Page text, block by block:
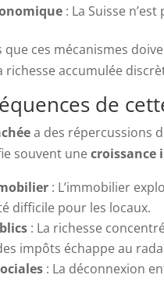
: La Suisse
que ces mécanismes
richesse accumulée
de
a des répercussions
souvent unecroissance
: L’immobilier
difficile pour les locaux.
: La richesse
impôts échappe au
: La déconnexion